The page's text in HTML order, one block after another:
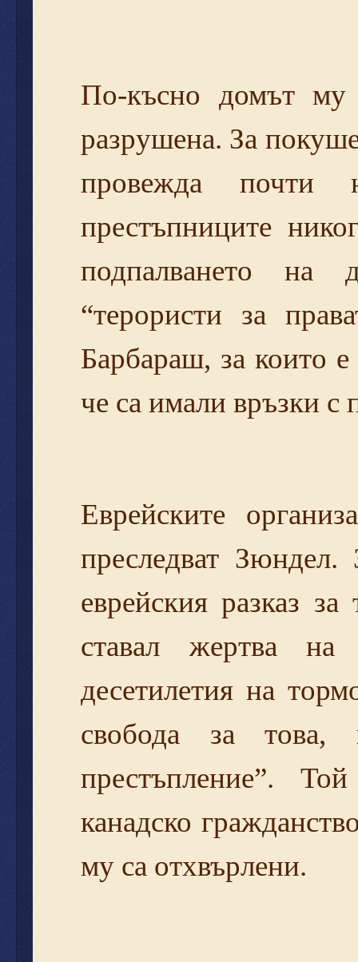
По-късно домът
разрушена. За
провежда почти
престъпниците
подпалването на
“терористи за
Барбараш, за които
че са имали връзки
Еврейските
преследват
еврейския разказ
ставал жертва
десетилетия на
свобода за
престъпление”.
канадско
му са отхвърлени.